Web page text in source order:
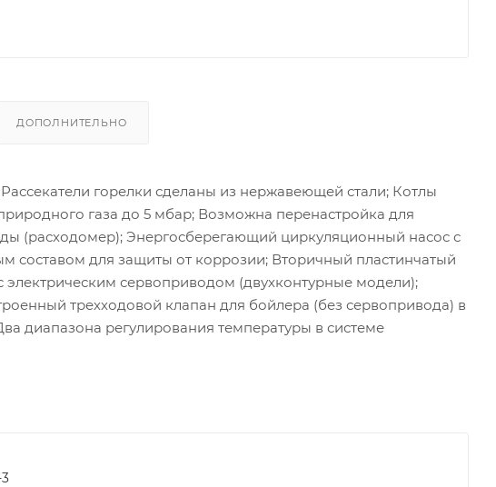
ДОПОЛНИТЕЛЬНО
горелки сделаны из нержавеющей стали; Котлы
газа до 5 мбар; Возможна перенастройка для
(расходомер); Энергосберегающий циркуляционный насос с
для защиты от коррозии; Вторичный пластинчатый
сервоприводом (двухконтурные модели);
трехходовой клапан для бойлера (без сервопривода) в
регулирования температуры в системе